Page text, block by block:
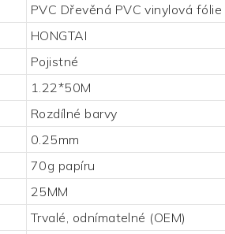
PVC Dřevěná PVC vinylová fólie
HONGTAI
Pojistné
1.22*50M
Rozdílné barvy
0.25mm
70g papíru
25MM
Trvalé, odnímatelné (OEM)